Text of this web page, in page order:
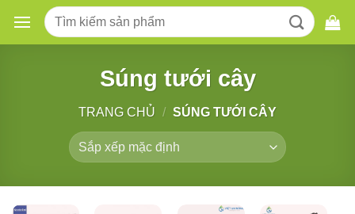
content
Tìm
kiếm:
Súng tưới cây
TRANG CHỦ / SÚNG TƯỚI CÂY